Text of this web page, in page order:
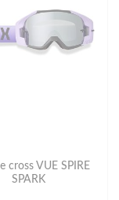
cross VUE SPIRE
SPARK